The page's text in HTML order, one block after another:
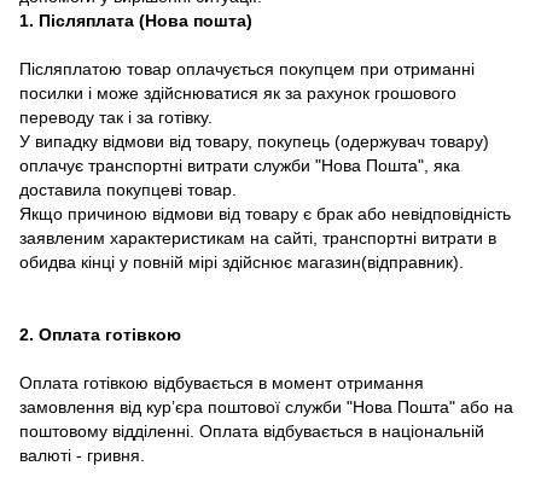
1. Післяплата (Нова пошта)
Післяплатою товар оплачується покупцем при отриманні
посилки і може здійснюватися як за рахунок грошового
переводу так і за готівку.
У випадку відмови від товару, покупець (одержувач товару)
оплачує транспортні витрати служби "Нова Пошта", яка
доставила покупцеві товар.
Якщо причиною відмови від товару є брак або невідповідність
заявленим характеристикам на сайті, транспортні витрати в
обидва кінці у повній мірі здійснює магазин(відправник).
2. Оплата готівкою
Оплата готівкою відбувається в момент отримання
замовлення від курʼєра поштової служби "Нова Пошта" або на
поштовому відділенні. Оплата відбувається в національній
валюті - гривня.